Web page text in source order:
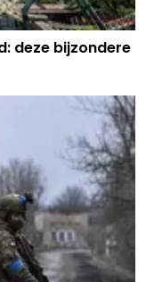
deze bijzondere